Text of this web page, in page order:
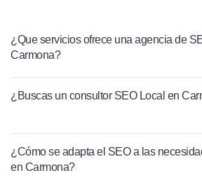
¿Que servicios ofrece una agencia de
Carmona?
¿Buscas un consultor SEO Local en
¿Cómo se adapta el SEO a las
en Carmona?